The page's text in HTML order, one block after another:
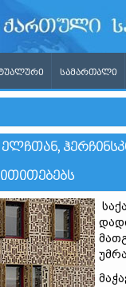
ᲡᲐᲛᲐᲠᲗᲐᲚᲘ
ᲔᲚᲩᲗᲐᲜ,